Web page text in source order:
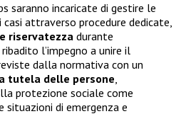
saranno incaricate di gestire le
attraverso procedure dedicate,
riservatezzadurante
l’impegno a unire il
dalla normativa con un
tutela delle persone,
protezione sociale come
di emergenza e